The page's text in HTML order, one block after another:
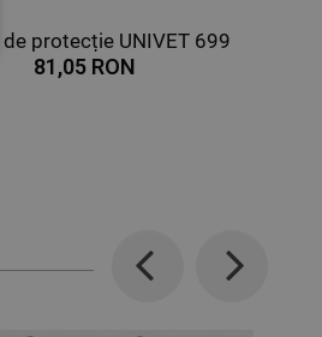
de protecție UNIVET 699
81,05 RON
Previous Next